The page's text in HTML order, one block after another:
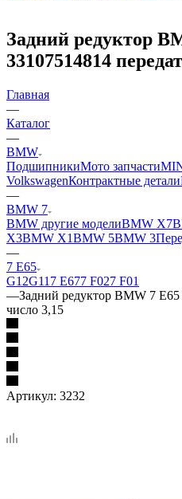
Задний редуктор
33107514814
Главная
—
Каталог
—
BMW
ПодшипникиМото запчасти
VolkswagenКонтрактные детали
—
BMW 7
BMW другие моделиBMW X7
X3BMW X1BMW 5BMW 3
—
7 E65
G12G11 7 Е677 F027 F01
—Задний редуктор BMW 7
число 3,15
Артикул: 3232